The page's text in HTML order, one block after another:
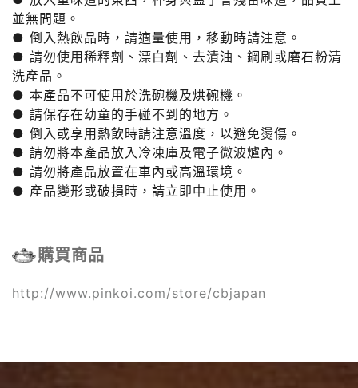
並無問題。
● 倒入熱飲品時，請適量使用，移動時請注意。
● 請勿使用稀釋劑、漂白劑、去漬油、鋼刷或磨石粉清
洗產品。
● 本產品不可使用於洗碗機及烘碗機。
● 請保存在幼童的手碰不到的地方。
● 倒入或享用熱飲時請注意溫度，以避免燙傷。
● 請勿將本產品放入冷凍庫及電子微波爐內。
● 請勿將產品放置在車內或高溫環境。
● 產品變形或破損時，請立即中止使用。
購買商品
http://www.pinkoi.com/store/cbjapan